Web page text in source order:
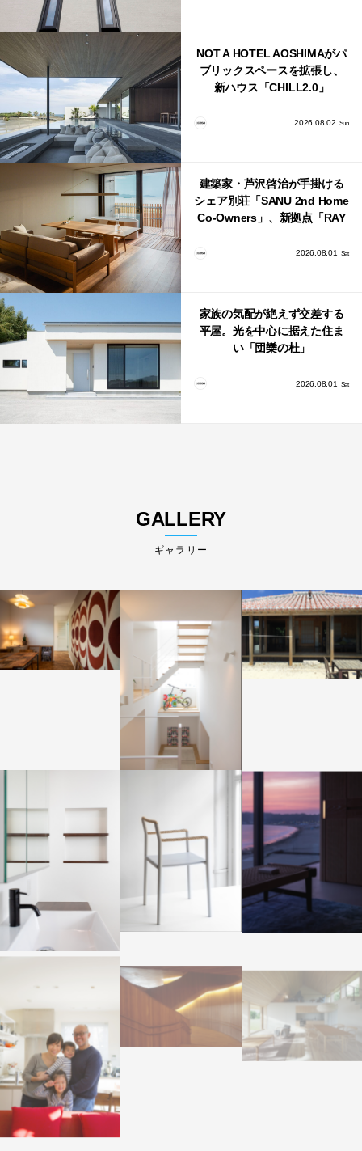
NOT A HOTEL AOSHIMAがパ
ブリックスペースを拡張し、
新ハウス「CHILL2.0」
2026.08.02 Sun
建築家・芦沢啓治が手掛ける
シェア別荘「SANU 2nd Home
Co-Owners」、新拠点「RAY
2026.08.01 Sat
家族の気配が絶えず交差する
平屋。光を中心に据えた住ま
い「団欒の杜」
2026.08.01 Sat
GALLERY
ギャラリー